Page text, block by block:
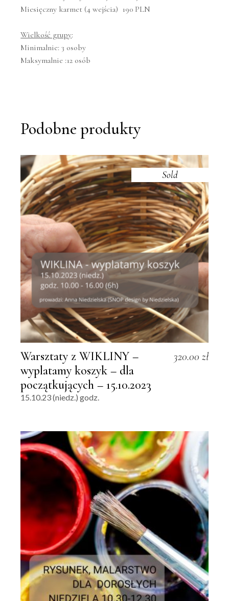
Miesięczny karmet (4 wejścia) 190 PLN
Wielkość grupy:
Minimalnie: 3 osoby
Maksymalnie :12 osób
Podobne produkty
Sold
Warsztaty z WIKLINY –
wyplatamy koszyk – dla
początkujących – 15.10.2023
320.00 zł
15.10.23 (niedz.) godz.